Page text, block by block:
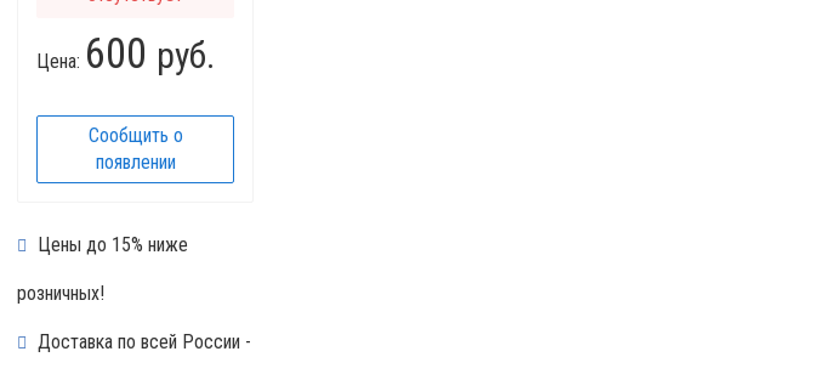
Цена: 600 руб.
Сообщить о
появлении
Цены до 15% ниже
розничных!
Доставка по всей России -